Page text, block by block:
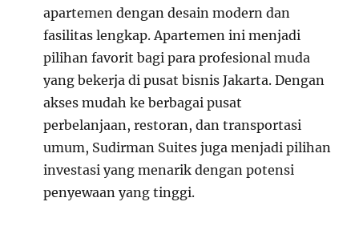
apartemen dengan desain modern dan
fasilitas lengkap. Apartemen ini menjadi
pilihan favorit bagi para profesional muda
yang bekerja di pusat bisnis Jakarta. Dengan
akses mudah ke berbagai pusat
perbelanjaan, restoran, dan transportasi
umum, Sudirman Suites juga menjadi pilihan
investasi yang menarik dengan potensi
penyewaan yang tinggi.